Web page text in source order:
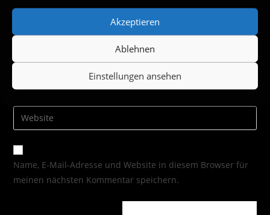
Akzeptieren
Ablehnen
Einstellungen ansehen
Name, E-Mail-Adresse und Website in diesem Browser für
meinen nächsten Kommentar speichern.